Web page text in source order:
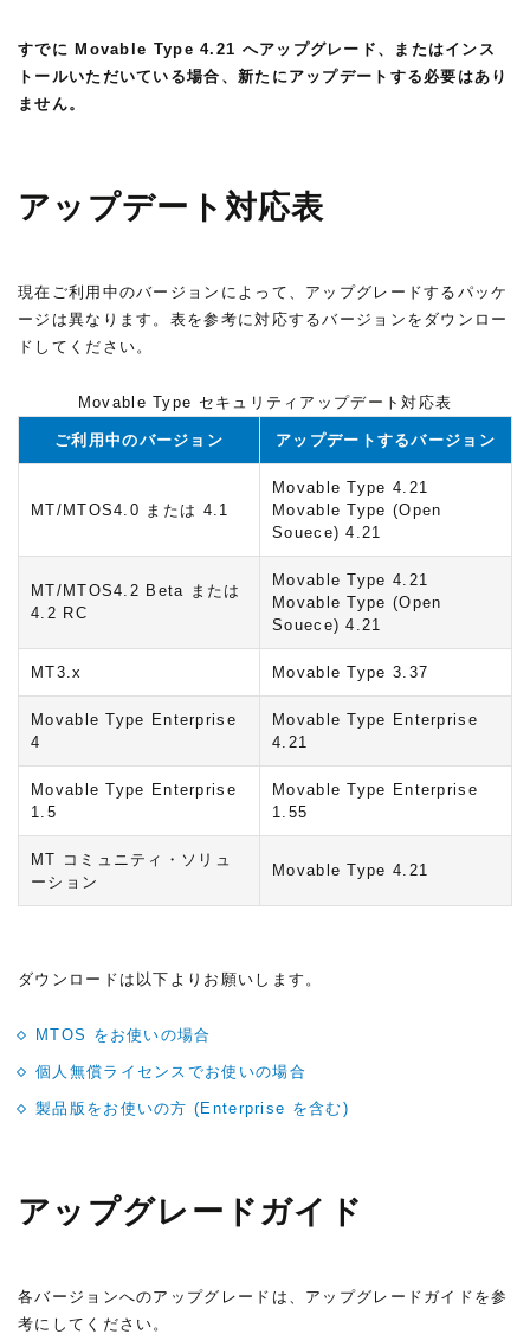
すでに Movable Type 4.21 へアップグレード、またはインス
トールいただいている場合、新たにアップデートする必要はあり
ません。
アップデート対応表
現在ご利用中のバージョンによって、アップグレードするパッケ
ージは異なります。表を参考に対応するバージョンをダウンロー
ドしてください。
Movable Type セキュリティアップデート対応表
ご利用中のバージョン アップデートするバージョン
MT/MTOS4.0 または 4.1
Movable Type 4.21
Movable Type (Open
Souece) 4.21
MT/MTOS4.2 Beta または
4.2 RC
Movable Type 4.21
Movable Type (Open
Souece) 4.21
MT3.x Movable Type 3.37
Movable Type Enterprise
4
Movable Type Enterprise
4.21
Movable Type Enterprise
1.5
Movable Type Enterprise
1.55
MT コミュニティ・ソリュ
ーション
Movable Type 4.21
ダウンロードは以下よりお願いします。
MTOS をお使いの場合
個人無償ライセンスでお使いの場合
製品版をお使いの方 (Enterprise を含む)
アップグレードガイド
各バージョンへのアップグレードは、アップグレードガイドを参
考にしてください。